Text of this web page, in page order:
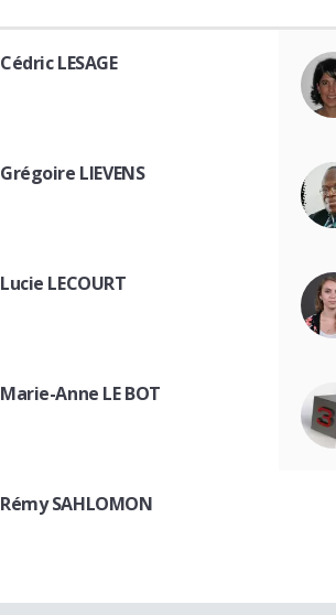
Cédric LESAGE
Grégoire LIEVENS
Lucie LECOURT
Marie-Anne LE BOT
Rémy SAHLOMON